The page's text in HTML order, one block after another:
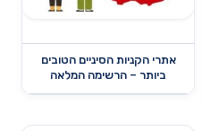
אתרי הקניות הסיניים הטובים
ביותר – הרשימה המלאה